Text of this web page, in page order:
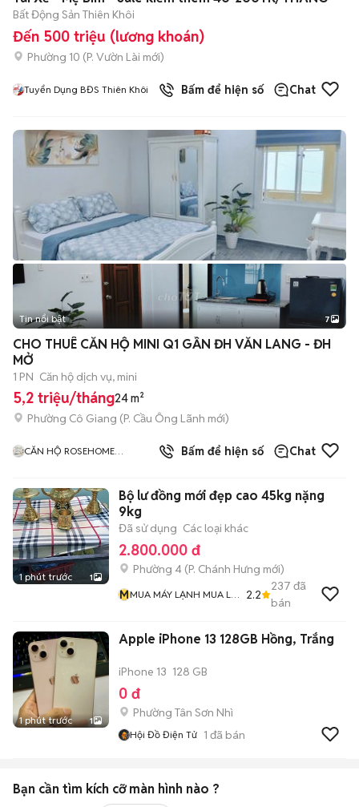
Bất Động Sản Thiên Khôi
Đến 500 triệu (lương khoán)
Phường 10 (P. Vườn Lài mới)
Tuyển Dụng BĐS Thiên Khôi Bấm để hiện số Chat
+2
Tin nổi bật 7
CHO THUÊ CĂN HỘ MINI Q1 GẦN ĐH VĂN LANG - ĐH
MỞ
1 PN Căn hộ dịch vụ, mini
5,2 triệu/tháng24 m²
Phường Cô Giang (P. Cầu Ông Lãnh mới)
CĂN HỘ ROSEHOME
1đã bán
Bấm để hiện số Chat
1 phút trước 1
Bộ lư đồng mới đẹp cao 45kg nặng
9kg
Đã sử dụng Các loại khác
2.800.000 đ
Phường 4 (P. Chánh Hưng mới)
MMUA MÁY LẠNH MUA LƯ
2.2
237 đã
bán
1 phút trước 1
Apple iPhone 13 128GB Hồng, Trắng
iPhone 13 128 GB
0 đ
Phường Tân Sơn Nhì
Hội Đồ Điện Tử 1 đã bán
Bạn cần tìm kích cỡ màn hình nào ?